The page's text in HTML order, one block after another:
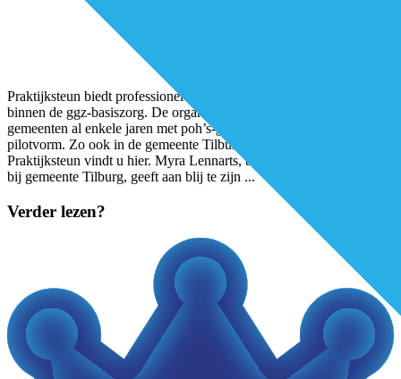
Praktijksteun biedt professionele invulling aan de functie poh-ggz
binnen de ggz-basiszorg. De organisatie werkt in meerdere
gemeenten al enkele jaren met poh’s-ggz-jeugd, meestal in
pilotvorm. Zo ook in de gemeente Tilburg. Meer informatie over
Praktijksteun vindt u hier. Myra Lennarts, beleidsontwikkelaar zorg
bij gemeente Tilburg, geeft aan blij te zijn ...
Verder lezen?